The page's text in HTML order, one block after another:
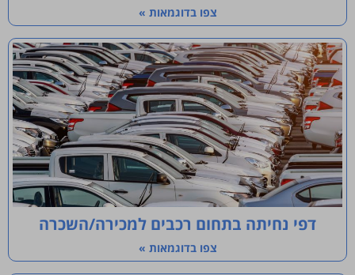
צפו בדוגמאות »
דפי נחיתה בתחום רכבים למכירה/השכרה
צפו בדוגמאות »